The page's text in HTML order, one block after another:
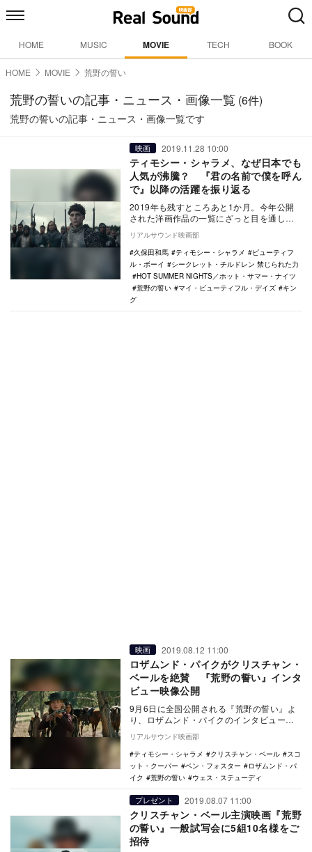
HOME MUSIC MOVIE TECH BOOK
HOME MOVIE 荒野の誓い
荒野の誓いの記事・ニュース・画像一覧 (6件)
荒野の誓いの記事・ニュース・画像一覧です
映画 2019.11.28 10:00
ティモシー・シャラメ、なぜ日本でも
人気が沸騰？ 『君の名前で僕を呼ん
で』以降の活躍を振り返る
2019年も残すところあと1か月。今年公開
された洋画作品の一覧にざっと目を通して
みると、1月の『シークレット・チルドレン
禁じら…
リアルサウンド映画部
久保田和馬
ティモシー・シャラメ
ビューティフ
ル・ボーイ
シークレット・チルドレン 禁じられた力
HOT SUMMER NIGHTS／ホット・サマー・ナイツ
荒野の誓い
マイ・ビューティフル・デイズ
キン
グ
映画 2019.08.12 11:00
ロザムンド・パイクがクリスチャン・
ベールを絶賛 『荒野の誓い』インタ
ビュー映像公開
9月6日に全国公開される『荒野の誓い』よ
り、ロザムンド・パイクのインタビュー映
像が公開された。 『ブラック・スキャン
ダル』『…
リアルサウンド映画部
ティモシー・シャラメ
クリスチャン・ベール
スコ
ット・クーパー
ベン・フォスター
ロザムンド・パ
イク
荒野の誓い ウェス・ステューディ
プレゼント 2019.08.07 11:00
クリスチャン・ベール主演映画『荒野
の誓い』一般試写会に5組10名様をご
招待